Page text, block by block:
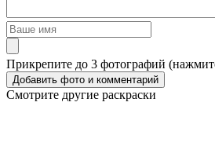
Прикрепите до 3 фотографий
Смотрите другие раскраски